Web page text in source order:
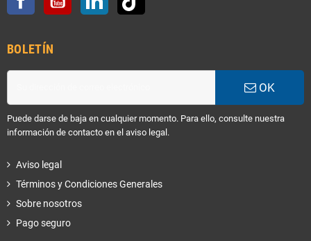
BOLETÍN
OK
Puede darse de baja en cualquier momento. Para ello, consulte nuestra
información de contacto en el aviso legal.
Aviso legal
Términos y Condiciones Generales
Sobre nosotros
Pago seguro